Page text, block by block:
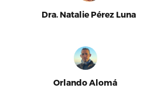
Dra. Natalie Pérez Luna
Orlando Alomá